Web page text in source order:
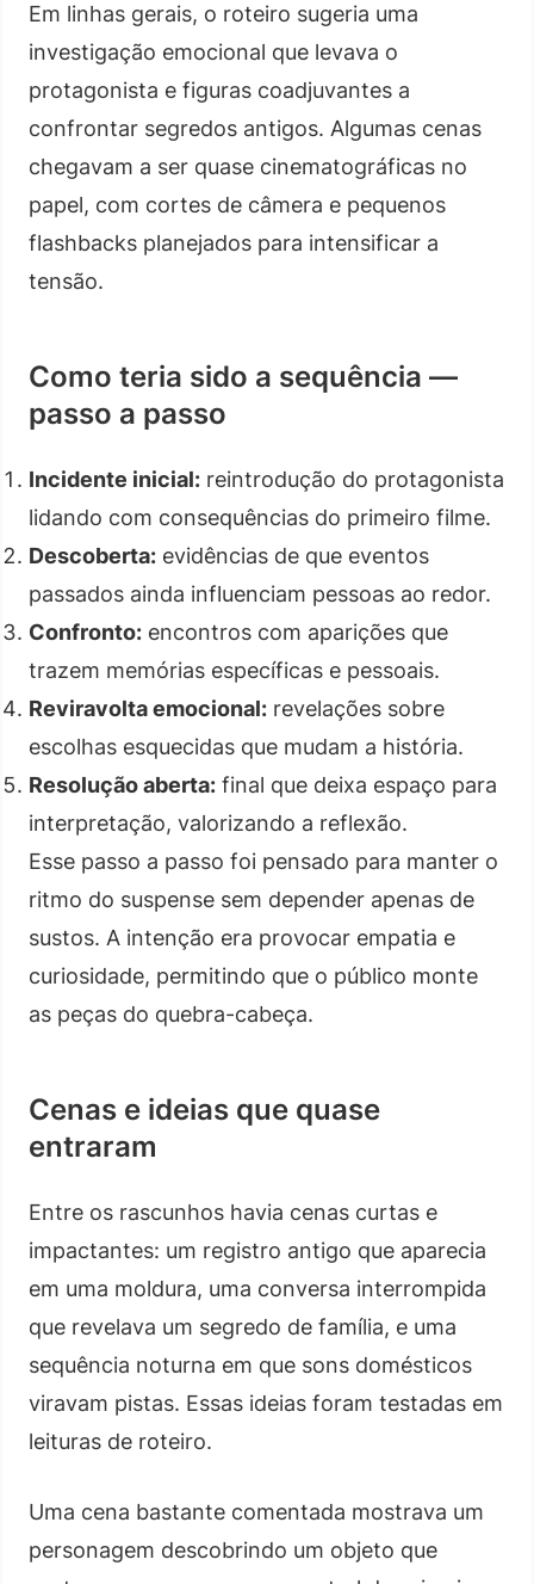
Em linhas gerais, o roteiro sugeria uma
investigação emocional que levava o
protagonista e figuras coadjuvantes a
confrontar segredos antigos. Algumas cenas
chegavam a ser quase cinematográficas no
papel, com cortes de câmera e pequenos
flashbacks planejados para intensificar a
tensão.
Como teria sido a sequência —
passo a passo
Incidente inicial: reintrodução do protagonista
lidando com consequências do primeiro filme.
Descoberta: evidências de que eventos
passados ainda influenciam pessoas ao redor.
Confronto: encontros com aparições que
trazem memórias específicas e pessoais.
Reviravolta emocional: revelações sobre
escolhas esquecidas que mudam a história.
Resolução aberta: final que deixa espaço para
interpretação, valorizando a reflexão.
Esse passo a passo foi pensado para manter o
ritmo do suspense sem depender apenas de
sustos. A intenção era provocar empatia e
curiosidade, permitindo que o público monte
as peças do quebra-cabeça.
Cenas e ideias que quase
entraram
Entre os rascunhos havia cenas curtas e
impactantes: um registro antigo que aparecia
em uma moldura, uma conversa interrompida
que revelava um segredo de família, e uma
sequência noturna em que sons domésticos
viravam pistas. Essas ideias foram testadas em
leituras de roteiro.
Uma cena bastante comentada mostrava um
personagem descobrindo um objeto que